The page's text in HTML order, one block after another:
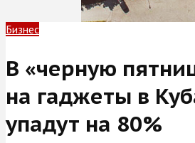
Бизнес
В «черную
на гаджеты в
упадут на 80%